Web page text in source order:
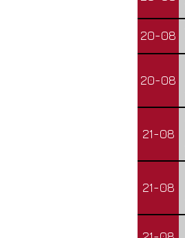
20-08
20-08
21-08
21-08